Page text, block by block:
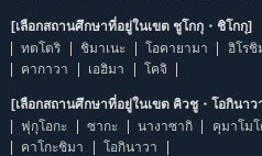
[เลือกสถานศึกษาที่อยู่ในเขต ชูโกกุ・ชิโกกุ]
ทตโตริ
ชิมาเนะ โอคายามา ฮิโรชิ
คากาวา
เอฮิมา โคจิ
[เลือกสถานศึกษาที่อยู่ในเขต คิวชู・โอกินาว
ฟุกุโอกะ
ซากะ นางาซากิ คุมาโมโ
คาโกะชิมา
โอกินาวา